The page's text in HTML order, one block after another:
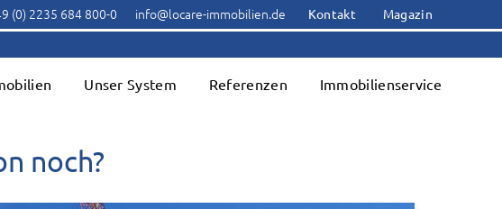
Magazin
Kontakt
(0) 2235 684 800-0 info@locare-immobilien.de
Unser System Referenzen Immobilienservice
noch?